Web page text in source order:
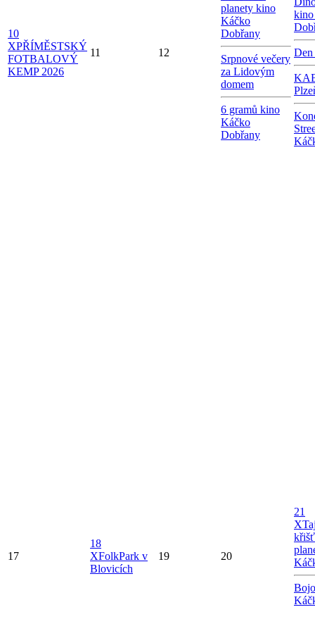
10
XPŘÍMĚSTSKÝ
FOTBALOVÝ
KEMP 2026
11 12
planety kino
Káčko
Dobřany
Srpnové večery
za Lidovým
domem
6 gramů kino
Káčko
Dobřany
Den
17
18
XFolkPark v
Blovicích
19 20
21
X